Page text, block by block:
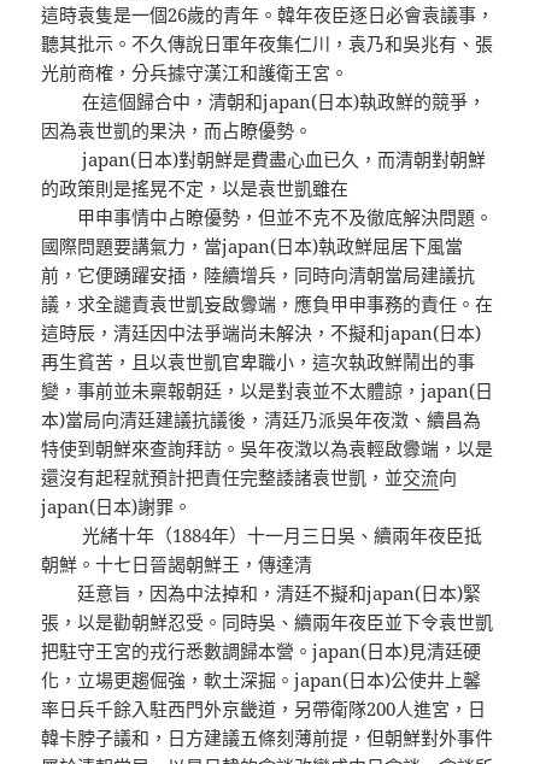
這時袁隻是一個26歲的青年。韓年夜臣逐日必會袁議事，
聽其批示。不久傳說日軍年夜集仁川，袁乃和吳兆有、張
光前商榷，分兵據守漢江和護衛王宮。
在這個歸合中，清朝和japan(日本)執政鮮的競爭，
因為袁世凱的果決，而占瞭優勢。
japan(日本)對朝鮮是費盡心血已久，而清朝對朝鮮
的政策則是搖晃不定，以是袁世凱雖在
甲申事情中占瞭優勢，但並不克不及徹底解決問題。
國際問題要講氣力，當japan(日本)執政鮮屈居下風當
前，它便踴躍安插，陸續增兵，同時向清朝當局建議抗
議，求全譴責袁世凱妄啟釁端，應負甲申事務的責任。在
這時辰，清廷因中法爭端尚未解決，不擬和japan(日本)
再生貧苦，且以袁世凱官卑職小，這次執政鮮鬧出的事
變，事前並未稟報朝廷，以是對袁並不太體諒，japan(日
本)當局向清廷建議抗議後，清廷乃派吳年夜澂、續昌為
特使到朝鮮來查詢拜訪。吳年夜澂以為袁輕啟釁端，以是
還沒有起程就預計把責任完整諉諸袁世凱，並交流向
japan(日本)謝罪。
光緒十年（1884年）十一月三日吳、續兩年夜臣抵
朝鮮。十七日晉謁朝鮮王，傳達清
廷意旨，因為中法掉和，清廷不擬和japan(日本)緊
張，以是勸朝鮮忍受。同時吳、續兩年夜臣並下令袁世凱
把駐守王宮的戎行悉數調歸本營。japan(日本)見清廷硬
化，立場更趨倔強，軟土深掘。japan(日本)公使井上馨
率日兵千餘入駐西門外京畿道，另帶衛隊200人進宮，日
韓卡脖子議和，日方建議五條刻薄前提，但朝鮮對外事件